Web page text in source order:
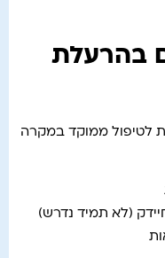
בהרעלת
לטיפול ממוקד במקרה
(לא תמיד נדרש)